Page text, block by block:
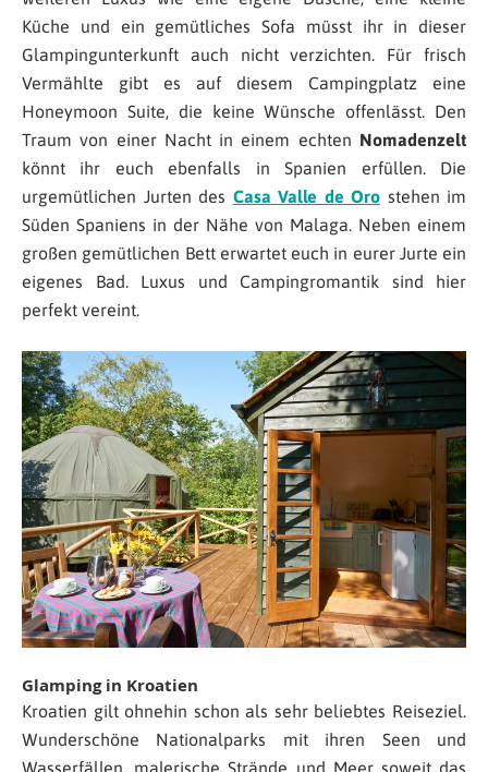
Küche und ein gemütliches Sofa müsst ihr in dieser
Glampingunterkunft auch nicht verzichten. Für frisch
Vermählte gibt es auf diesem Campingplatz eine
Honeymoon Suite, die keine Wünsche offenlässt. Den
Traum von einer Nacht in einem echten Nomadenzelt
könnt ihr euch ebenfalls in Spanien erfüllen. Die
urgemütlichen Jurten des Casa Valle de Oro stehen im
Süden Spaniens in der Nähe von Malaga. Neben einem
großen gemütlichen Bett erwartet euch in eurer Jurte ein
eigenes Bad. Luxus und Campingromantik sind hier
perfekt vereint.
Glamping in Kroatien
Kroatien gilt ohnehin schon als sehr beliebtes Reiseziel.
Wunderschöne Nationalparks mit ihren Seen und
Wasserfällen, malerische Strände und Meer soweit das